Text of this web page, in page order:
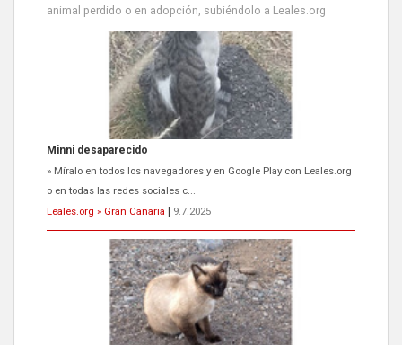
animal perdido o en adopción, subiéndolo a Leales.org
Minni desaparecido
» Míralo en todos los navegadores y en Google Play con Leales.org
o en todas las redes sociales c...
Leales.org » Gran Canaria
9.7.2025